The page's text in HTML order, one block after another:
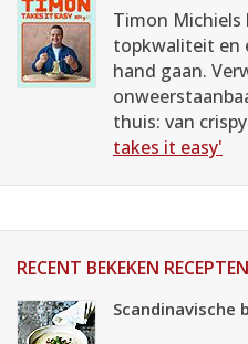
Timon Michiels
topkwaliteit en
hand gaan.
thuis: van
takes it easy'
RECENT BEKEKEN RECEPTEN
Scandinavische